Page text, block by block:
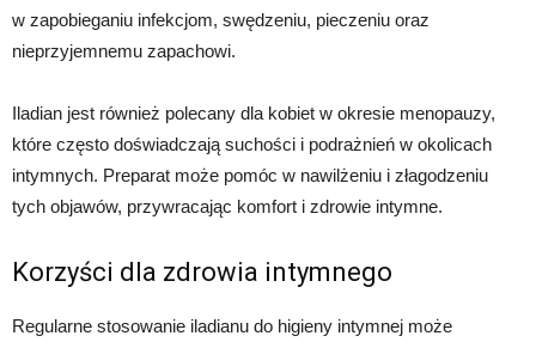
w zapobieganiu infekcjom, swędzeniu, pieczeniu oraz
nieprzyjemnemu zapachowi.
Iladian jest również polecany dla kobiet w okresie menopauzy,
które często doświadczają suchości i podrażnień w okolicach
intymnych. Preparat może pomóc w nawilżeniu i złagodzeniu
tych objawów, przywracając komfort i zdrowie intymne.
Korzyści dla zdrowia intymnego
Regularne stosowanie iladianu do higieny intymnej może